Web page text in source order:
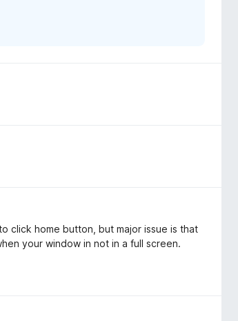
click home button, but major issue is that
your window in not in a full screen.